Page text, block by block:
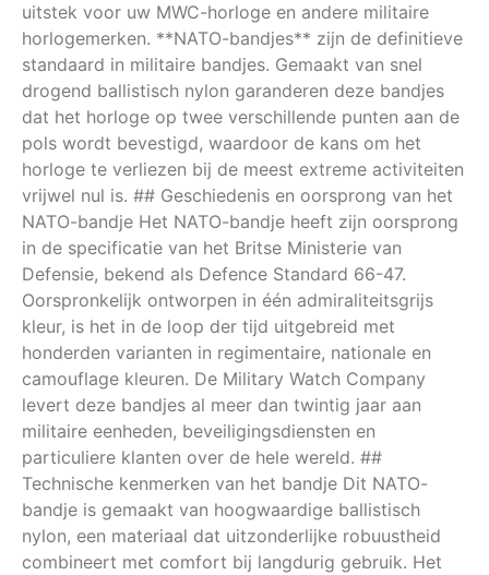
uitstek voor uw MWC-horloge en andere militaire
horlogemerken. **NATO-bandjes** zijn de definitieve
standaard in militaire bandjes. Gemaakt van snel
drogend ballistisch nylon garanderen deze bandjes
dat het horloge op twee verschillende punten aan de
pols wordt bevestigd, waardoor de kans om het
horloge te verliezen bij de meest extreme activiteiten
vrijwel nul is. ## Geschiedenis en oorsprong van het
NATO-bandje Het NATO-bandje heeft zijn oorsprong
in de specificatie van het Britse Ministerie van
Defensie, bekend als Defence Standard 66-47.
Oorspronkelijk ontworpen in één admiraliteitsgrijs
kleur, is het in de loop der tijd uitgebreid met
honderden varianten in regimentaire, nationale en
camouflage kleuren. De Military Watch Company
levert deze bandjes al meer dan twintig jaar aan
militaire eenheden, beveiligingsdiensten en
particuliere klanten over de hele wereld. ##
Technische kenmerken van het bandje Dit NATO-
bandje is gemaakt van hoogwaardige ballistisch
nylon, een materiaal dat uitzonderlijke robuustheid
combineert met comfort bij langdurig gebruik. Het